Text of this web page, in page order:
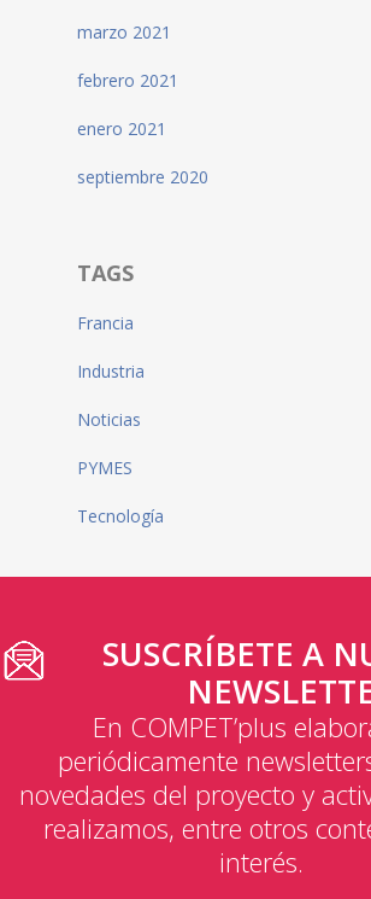
marzo 2021
febrero 2021
enero 2021
septiembre 2020
TAGS
Francia
Industria
Noticias
PYMES
Tecnología
SUSCRÍBETE A
En COMPET’plus
periódicamente
novedades del proyecto y
realizamos, entre otros
interés.